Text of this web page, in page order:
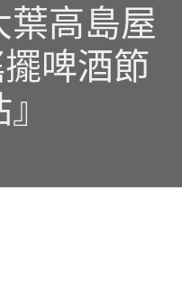
葉高島屋
啤酒節